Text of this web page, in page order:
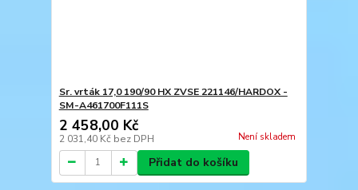
Sr. vrták 17,0 190/90 HX ZVSE 221146/HARDOX -
SM-A461700F111S
2 458,00 Kč
2 031,40 Kč bez DPH Není skladem
Přidat do košíku